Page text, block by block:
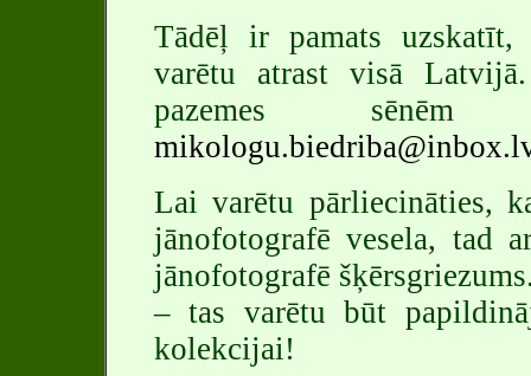
Tādēļ ir pamats
varētu atrast visā
pazemes
Lai varētu pārliecināties,
jānofotografē vesela, tad
jānofotografē
– tas varētu būt
kolekcijai!